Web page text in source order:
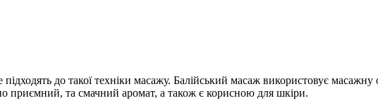
до такої техніки масажу. Балійський масаж використовує
приємний, та смачний аромат, а також є корисною для шкіри.